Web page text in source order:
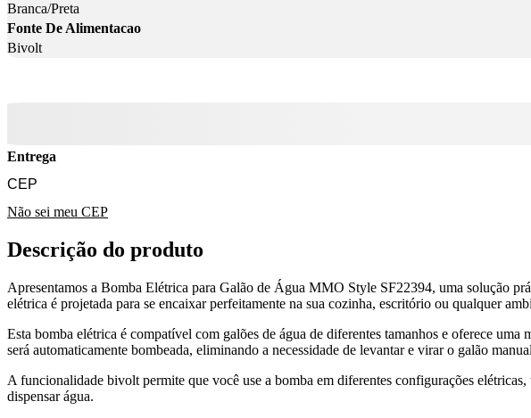
Branca/Preta
Fonte De Alimentacao
Bivolt
Entrega
Não sei meu CEP
Descrição do produto
Apresentamos a Bomba Elétrica para Galão de Água MMO Style SF22394, uma solução
elétrica é projetada para se encaixar perfeitamente na sua cozinha, escritório ou qualquer
Esta bomba elétrica é compatível com galões de água de diferentes tamanhos e oferece
será automaticamente bombeada, eliminando a necessidade de levantar e virar o galão
A funcionalidade bivolt permite que você use a bomba em diferentes configurações
dispensar água.